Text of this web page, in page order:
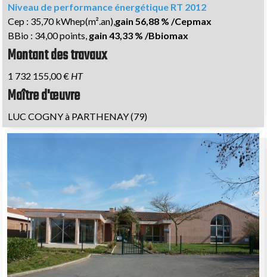
Niveau de performance énergétique RT 2012
Cep : 35,70 kWhep(m².an), gain 56,88 % /Cepmax
BBio : 34,00 points, gain 43,33 % /Bbiomax
Montant des travaux
1 732 155,00 € HT
Maître d'œuvre
LUC COGNY à PARTHENAY (79)